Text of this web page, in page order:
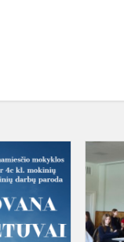
pamoka
animacijos
dirbtuvės